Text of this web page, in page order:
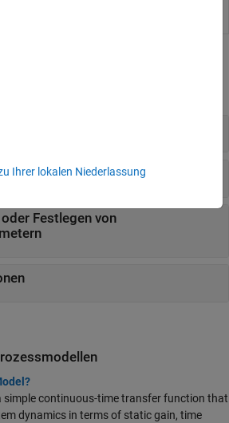
Prozessmodells
und Strukturparameter
Festlegen von
simple continuous-time transfer function that
dynamics in terms of static gain, time
Ihrer lokalen Niederlassung